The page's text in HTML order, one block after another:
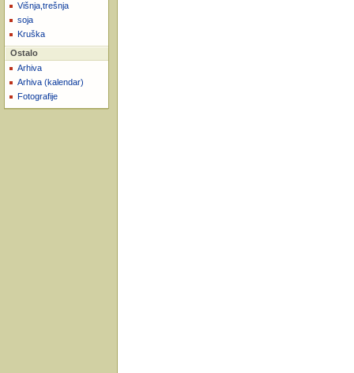
Višnja,trešnja
soja
Kruška
Ostalo
Arhiva
Arhiva (kalendar)
Fotografije